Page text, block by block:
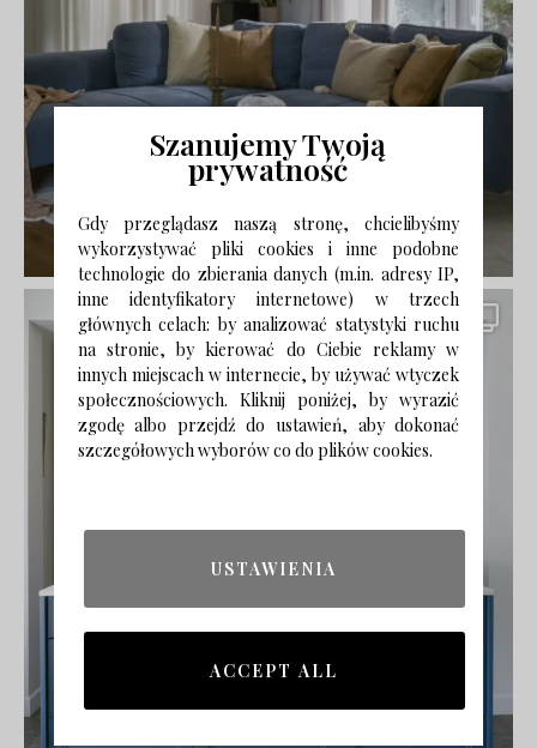
Szanujemy Twoją
prywatność
Gdy przeglądasz naszą stronę, chcielibyśmy
wykorzystywać pliki cookies i inne podobne
technologie do zbierania danych (m.in. adresy IP,
inne identyfikatory internetowe) w trzech
głównych celach: by analizować statystyki ruchu
na stronie, by kierować do Ciebie reklamy w
innych miejscach w internecie, by używać wtyczek
społecznościowych. Kliknij poniżej, by wyrazić
zgodę albo przejdź do ustawień, aby dokonać
szczegółowych wyborów co do plików cookies.
USTAWIENIA
ACCEPT ALL